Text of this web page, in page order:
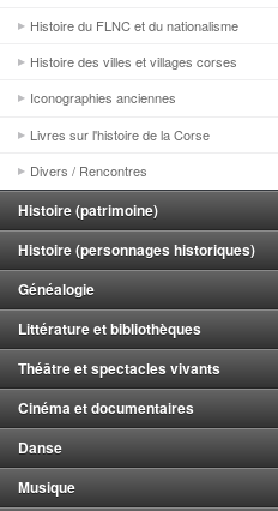
Histoire du FLNC et du nationalisme
Histoire des villes et villages corses
Iconographies anciennes
Livres sur l'histoire de la Corse
Divers / Rencontres
Histoire (patrimoine)
Histoire (personnages historiques)
Généalogie
Littérature et bibliothèques
Théâtre et spectacles vivants
Cinéma et documentaires
Danse
Musique